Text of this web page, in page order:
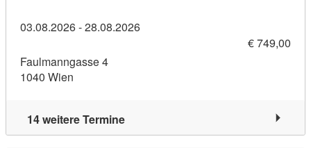
03.08.2026 - 28.08.2026
€ 749,00
Faulmanngasse 4
1040 Wien
14 weitere Termine